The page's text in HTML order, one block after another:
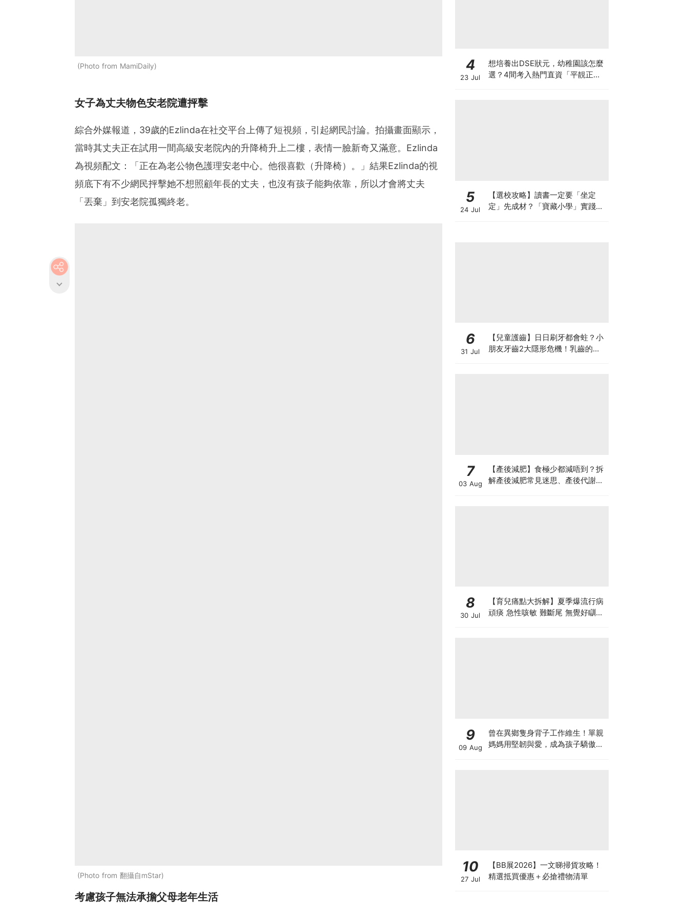
Photo from MamiDaily
女子為丈夫物色安老院遭抨擊
綜合外媒報道，39歲的Ezlinda在社交平台上傳了短視頻，引起網民討論。拍攝畫面顯示，
當時其丈夫正在試用一間高級安老院內的升降椅升上二樓，表情一臉新奇又滿意。Ezlinda
為視頻配文：「正在為老公物色護理安老中心。他很喜歡（升降椅）。」結果Ezlinda的視
頻底下有不少網民抨擊她不想照顧年長的丈夫，也沒有孩子能夠依靠，所以才會將丈夫
「丟棄」到安老院孤獨終老。
Photo from 翻攝自mStar
考慮孩子無法承擔父母老年生活
4
23 Jul
想培養出DSE狀元，幼稚園該怎麼
選？4間考入熱門直資「平靚正」
5
24 Jul
【選校攻略】讀書一定要「坐定
定」先成材？「寶藏小學」實踐動
6
31 Jul
【兒童護齒】日日刷牙都會蛀？小
朋友牙齒2大隱形危機！乳齒的琺
7
03 Aug
【產後減肥】食極少都減唔到？拆
解產後減肥常見迷思、產後代謝、
8
30 Jul
【育兒痛點大拆解】夏季爆流行病
頑痰 急性咳敏 難斷尾 無覺好瞓？
9
09 Aug
曾在異鄉隻身背子工作維生！單親
媽媽用堅韌與愛，成為孩子驕傲！
10
27 Jul
【BB展2026】一文睇掃貨攻略！
精選抵買優惠＋必搶禮物清單